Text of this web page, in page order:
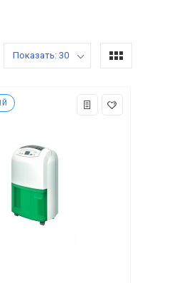
Показать: 30